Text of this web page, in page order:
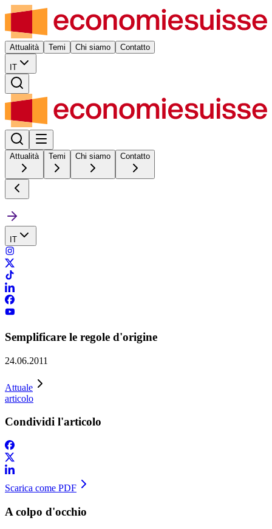
Attualità Temi Chi siamo Contatto
IT
Attualità Temi Chi siamo Contatto
IT
Semplificare le regole d'origine
24.06.2011
Attuale
articolo
Condividi l'articolo
Scarica come PDF
A colpo d'occhio